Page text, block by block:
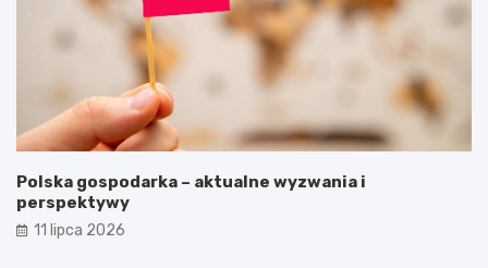
Polska gospodarka – aktualne wyzwania i
perspektywy
11 lipca 2026